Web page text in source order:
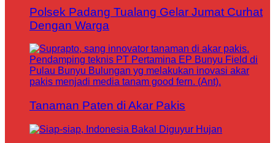
Polsek Padang Tualang Gelar Jumat Curhat
Dengan Warga
Tanaman Paten di Akar Pakis